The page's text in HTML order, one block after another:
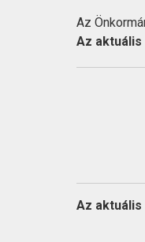
Az
Az
Az